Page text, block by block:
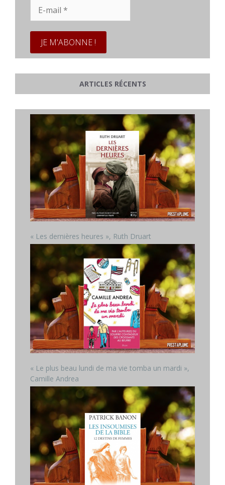
mail
ARTICLES RÉCENTS
« Les dernières heures », Ruth Druart
« Le plus beau lundi de ma vie tomba un mardi »,
Camille Andrea